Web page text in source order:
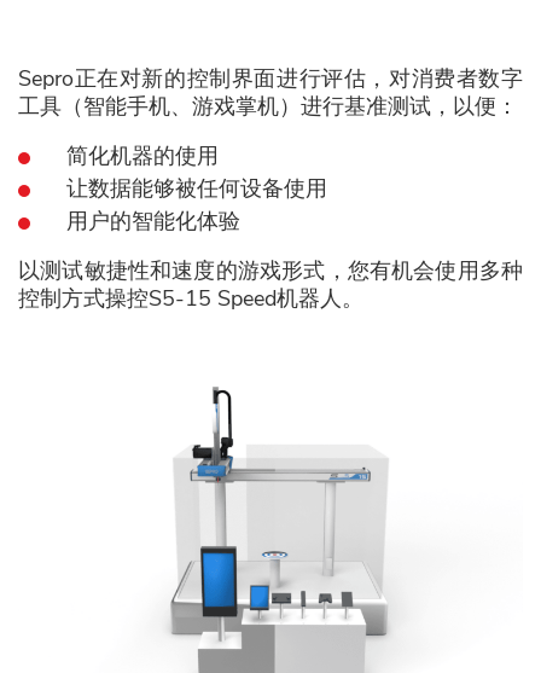
Sepro正在对新的控制界面进行评估，对消费者数字
工具（智能手机、游戏掌机）进行基准测试，以便：
简化机器的使用
让数据能够被任何设备使用
用户的智能化体验
以测试敏捷性和速度的游戏形式，您有机会使用多种
控制方式操控S5-15 Speed机器人。